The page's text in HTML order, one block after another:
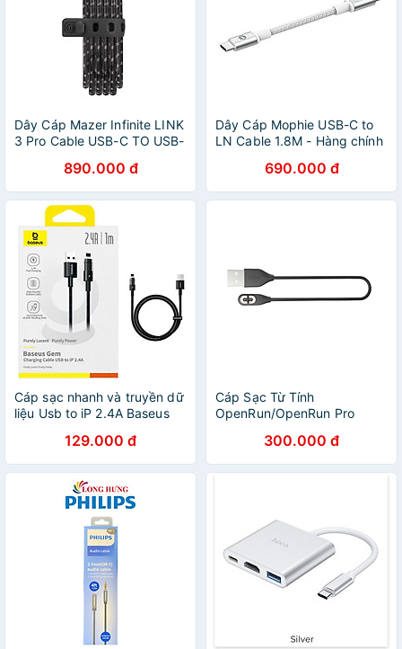
Dây Cáp Mazer Infinite LINK
3 Pro Cable USB-C TO USB-
USB-C,dành cho Sạc và
đồng bộ hóa điện thoại
Hàng Chính Hãng
890.000 đ
Dây Cáp Mophie USB-C to
LN Cable 1.8M - Hàng chính
690.000 đ
Cáp sạc nhanh và truyền dữ
liệu Usb to iP 2.4A Baseus
chính hãng129.000 đ
Cáp Sạc Từ Tính
OpenRun/OpenRun Pro
Chính Hãng300.000 đ